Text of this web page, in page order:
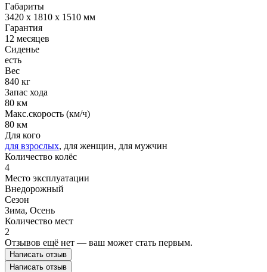
Габариты
3420 х 1810 х 1510 мм
Гарантия
12 месяцев
Сиденье
есть
Вес
840 кг
Запас хода
80 км
Макс.скорость (км/ч)
80 км
Для кого
для взрослых, для женщин, для мужчин
Количество колёс
4
Место эксплуатации
Внедорожный
Сезон
Зима, Осень
Количество мест
2
Отзывов ещё нет — ваш может стать первым.
Написать отзыв
Написать отзыв